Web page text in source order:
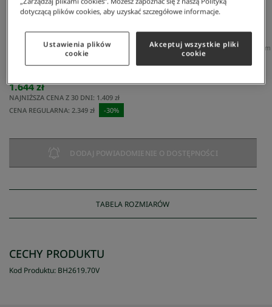
Mężczyzna/Odzież/Kurtki I Płaszcze Męska Biała Kurtka Z Wysokim
Męska biała kurtka z wysokim kołnierzem w stylu color
1.644 zł
NAJNIŻSZA CENA Z 30 DNI: 1.409 zł
CENA REGULARNA: 2.349 zł -30%
DODAJ POWIADOMIENIE O DOSTĘPNOŚCI
TABELA ROZMIARÓW
CECHY PRODUKTU
Kod Produktu: BH2619.70V
dotyczącą plików cookies, aby uzyskać szczegółowe informacje.
Ustawienia plików
cookie
Akceptuj wszystkie pliki
cookie